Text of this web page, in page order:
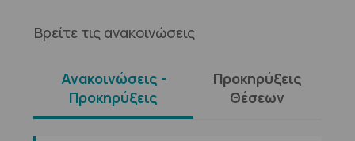
Βρείτε τις ανακοινώσεις
Ανακοινώσεις -
Προκηρύξεις
Προκηρύξεις
Θέσεων